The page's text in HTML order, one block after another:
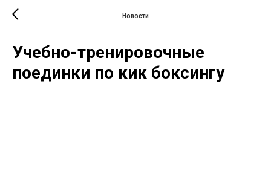
Новости
Учебно-тренировочные
поединки по кик боксингу